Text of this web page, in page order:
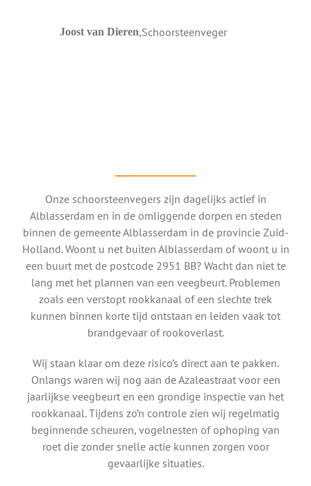
Joost van Dieren,Schoorsteenveger
Onze schoorsteenvegers zijn dagelijks actief in
Alblasserdam en in de omliggende dorpen en steden
binnen de gemeente Alblasserdam in de provincie Zuid-
Holland. Woont u net buiten Alblasserdam of woont u in
een buurt met de postcode 2951 BB? Wacht dan niet te
lang met het plannen van een veegbeurt. Problemen
zoals een verstopt rookkanaal of een slechte trek
kunnen binnen korte tijd ontstaan en leiden vaak tot
brandgevaar of rookoverlast.
Wij staan klaar om deze risico’s direct aan te pakken.
Onlangs waren wij nog aan de Azaleastraat voor een
jaarlijkse veegbeurt en een grondige inspectie van het
rookkanaal. Tijdens zo’n controle zien wij regelmatig
beginnende scheuren, vogelnesten of ophoping van
roet die zonder snelle actie kunnen zorgen voor
gevaarlijke situaties.